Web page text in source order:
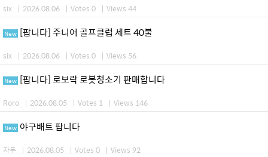
six | 2026.08.06 | Votes 0 | Views 44
New [팝니다] 주니어 골프클럽 세트 40불
six | 2026.08.06 | Votes 0 | Views 56
New [팝니다] 로보락 로봇청소기 판매합니다
Roro | 2026.08.05 | Votes 1 | Views 146
New 야구배트 팝니다
자두 | 2026.08.05 | Votes 0 | Views 92